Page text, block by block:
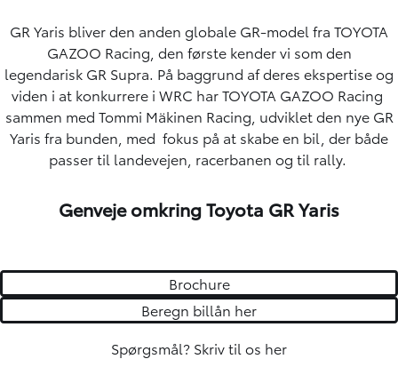
GR Yaris bliver den anden globale GR-model fra TOYOTA
GAZOO Racing, den første kender vi som den
legendarisk GR Supra. På baggrund af deres ekspertise og
viden i at konkurrere i WRC har TOYOTA GAZOO Racing
sammen med Tommi Mäkinen Racing, udviklet den nye GR
Yaris fra bunden, med fokus på at skabe en bil, der både
passer til landevejen, racerbanen og til rally.
Genveje omkring Toyota GR Yaris
Brochure
Beregn billån her
Spørgsmål? Skriv til os her